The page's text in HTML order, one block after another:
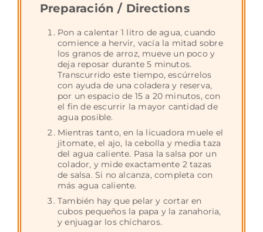
Preparación / Directions
Pon a calentar 1 litro de agua, cuando
comience a hervir, vacía la mitad sobre
los granos de arroz, mueve un poco y
deja reposar durante 5 minutos.
Transcurrido este tiempo, escúrrelos
con ayuda de una coladera y reserva,
por un espacio de 15 a 20 minutos, con
el fin de escurrir la mayor cantidad de
agua posible.
Mientras tanto, en la licuadora muele el
jitomate, el ajo, la cebolla y media taza
del agua caliente. Pasa la salsa por un
colador, y mide exactamente 2 tazas
de salsa. Si no alcanza, completa con
más agua caliente.
También hay que pelar y cortar en
cubos pequeños la papa y la zanahoria,
y enjuagar los chícharos.